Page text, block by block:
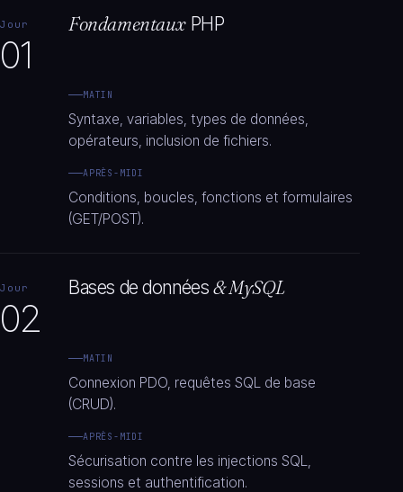
Jour
01
Fondamentaux PHP
MATIN
Syntaxe, variables, types de données,
opérateurs, inclusion de fichiers.
APRÈS-MIDI
Conditions, boucles, fonctions et formulaires
(GET/POST).
Jour
02
Bases de données & MySQL
MATIN
Connexion PDO, requêtes SQL de base
(CRUD).
APRÈS-MIDI
Sécurisation contre les injections SQL,
sessions et authentification.